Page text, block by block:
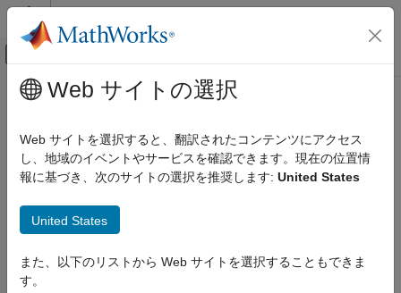
コンテンツへスキップ
オフキャンバス ナビゲーション メ
ドキュメンテーションのホーム
FPGA、ASIC、および SoC 開発
Fixed-Point Designer
固定小数点の指定
MATLAB での固定小数点オブジェクトの作成
メインコンテンツ
lsb
fiオブジェクトの最下位ビットのスケーリング、または
quantizer オブジェクトの最下位ビットの値
ページ内をすべて折りたたむ
構文
b = lsb(a)
p = lsb(q)
Web サイトの選択
Web サイトを選択すると、翻訳されたコンテンツにアクセス
し、地域のイベントやサービスを確認できます。現在の位置情
報に基づき、次のサイトの選択を推奨します: United States
United States
また、以下のリストから Web サイトを選択することもできま
す。